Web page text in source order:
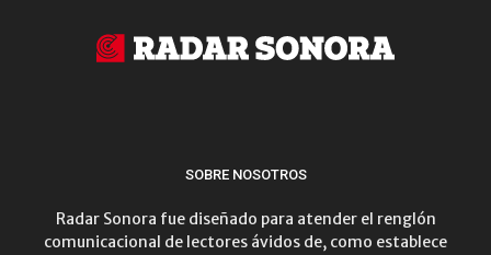
SOBRE NOSOTROS
Radar Sonora fue diseñado para atender el renglón
comunicacional de lectores ávidos de, como establece